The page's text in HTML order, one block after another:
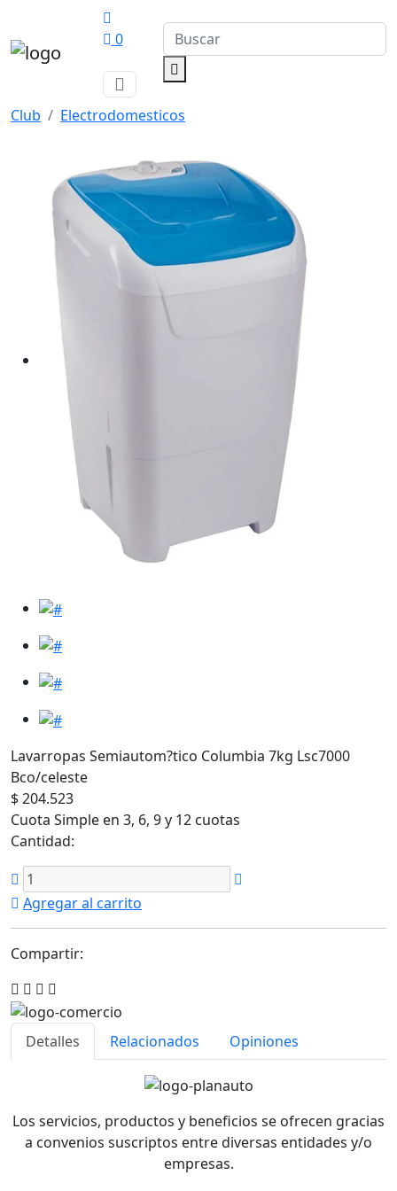
0
Club Electrodomesticos
Lavarropas Semiautom?tico Columbia 7kg Lsc7000
Bco/celeste
$ 204.523
Cuota Simple en 3, 6, 9 y 12 cuotas
Cantidad:
Agregar al carrito
Compartir:
Detalles Relacionados Opiniones
Los servicios, productos y beneficios se ofrecen gracias
a convenios suscriptos entre diversas entidades y/o
empresas.